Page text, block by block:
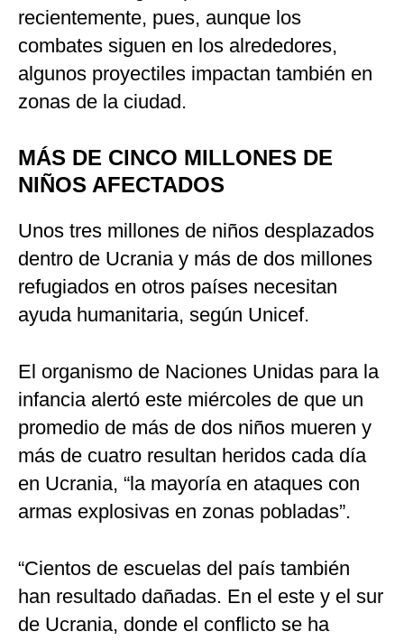
recientemente, pues, aunque los
combates siguen en los alrededores,
algunos proyectiles impactan también en
zonas de la ciudad.
MÁS DE CINCO MILLONES DE
NIÑOS AFECTADOS
Unos tres millones de niños desplazados
dentro de Ucrania y más de dos millones
refugiados en otros países necesitan
ayuda humanitaria, según Unicef.
El organismo de Naciones Unidas para la
infancia alertó este miércoles de que un
promedio de más de dos niños mueren y
más de cuatro resultan heridos cada día
en Ucrania, “la mayoría en ataques con
armas explosivas en zonas pobladas”.
“Cientos de escuelas del país también
han resultado dañadas. En el este y el sur
de Ucrania, donde el conflicto se ha